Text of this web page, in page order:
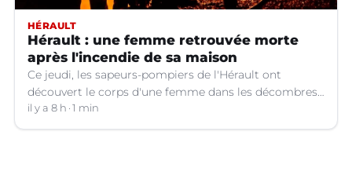
HÉRAULT
Hérault : une femme retrouvée morte
après l'incendie de sa maison
Ce jeudi, les sapeurs-pompiers de l'Hérault ont
découvert le corps d'une femme dans les décombres
de sa maison qui avait pris feu à Cazouls-lès-Béziers
(Hérault).
il y a 8 h 1 min